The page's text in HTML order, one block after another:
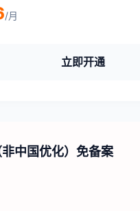
/月
立即开通
中国优化）免备案